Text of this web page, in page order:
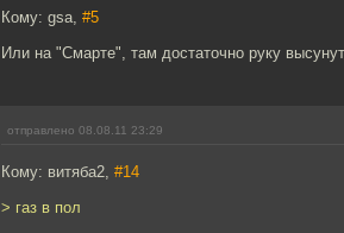
Кому: gsa, #5
Или на "Смарте", там достаточно руку
отправлено 08.08.11 23:29
Кому: витяба2, #14
> газ в пол